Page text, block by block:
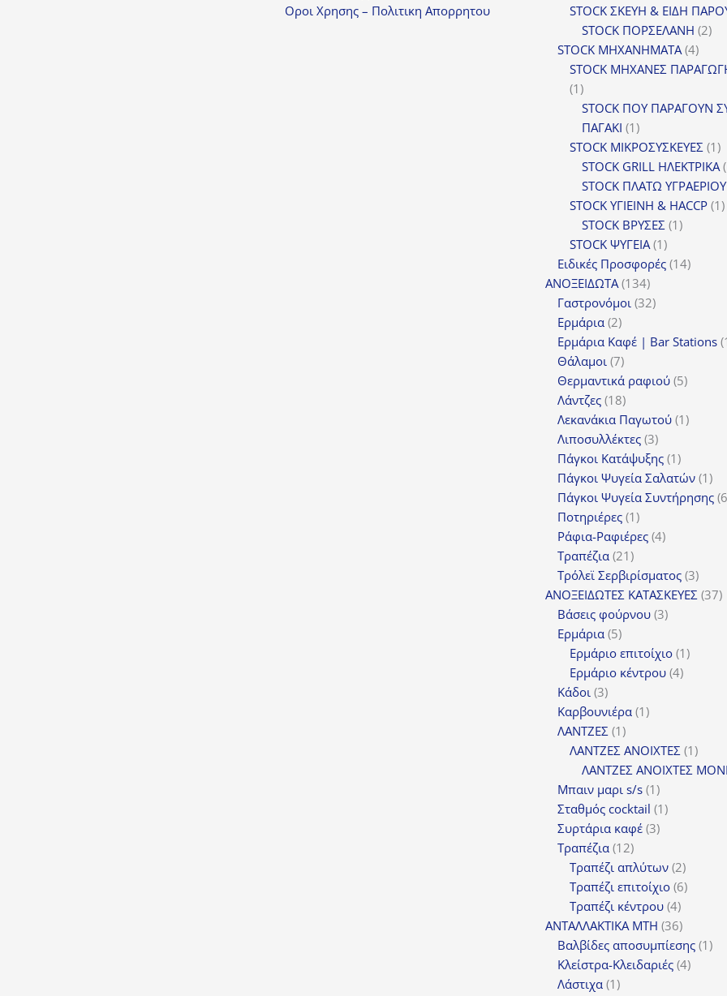
Οροι Χρησης – Πολιτικη Απορρητου
STOCK ΣΚΕΥΗ & ΕΙΔΗ
STOCK ΠΟΡΣΕΛΑΝΗ 22
STOCK ΜΗΧΑΝΗΜΑΤΑ 44
STOCK ΜΗΧΑΝΕΣ
11
προϊόν
STOCK ΠΟΥ ΠΑΡΑΓΟΥΝ
ΠΑΓΑΚΙ 11
προϊόν
STOCK ΜΙΚΡΟΣΥΣΚΕΥΕΣ 11
STOCK GRILL ΗΛΕΚΤΡΙΚΑ
STOCK ΠΛΑΤΩ ΥΓΡΑΕΡΙΟΥ
STOCK ΥΓΙΕΙΝΗ & HACCP 11
STOCK ΒΡΥΣΕΣ 11
STOCK ΨΥΓΕΙΑ 11
προϊόν
Ειδικές Προσφορές 1414
ΑΝΟΞΕΙΔΩΤΑ 134134
προϊόντα
Γαστρονόμοι 3232
Ερμάρια 22
προϊόντα
Ερμάρια Καφέ | Bar Stations
Θάλαμοι 77
προϊόντα
Θερμαντικά ραφιού 55
Λάντζες 1818
προϊόντα
Λεκανάκια Παγωτού 11
Λιποσυλλέκτες 33
προϊόντα
Πάγκοι Κατάψυξης 11
προϊόν
Πάγκοι Ψυγεία Σαλατών 11
Πάγκοι Ψυγεία Συντήρησης 6
Ποτηριέρες 11
προϊόν
Ράφια-Ραφιέρες 44
Τραπέζια 2121
προϊόντα
Τρόλεϊ Σερβιρίσματος 33
ΑΝΟΞΕΙΔΩΤΕΣ ΚΑΤΑΣΚΕΥΕΣ 3737
Βάσεις φούρνου 33
Ερμάρια 55
προϊόντα
Ερμάριο επιτοίχιο 11
Ερμάριο κέντρου 44
Κάδοι 33
προϊόντα
Καρβουνιέρα 11
ΛΑΝΤΖΕΣ 11
προϊόν
ΛΑΝΤΖΕΣ ΑΝΟΙΧΤΕΣ 11
ΛΑΝΤΖΕΣ ΑΝΟΙΧΤΕΣ
Μπαιν μαρι s/s 11
προϊόν
Σταθμός cocktail 11
Συρτάρια καφέ 33
Τραπέζια 1212
προϊόντα
Τραπέζι απλύτων 22
προϊόντα
Τραπέζι επιτοίχιο 66
Τραπέζι κέντρου 44
προϊόντα
ΑΝΤΑΛΛΑΚΤΙΚΑ MTH 3636
προϊόντα
Βαλβίδες αποσυμπίεσης 11
Κλείστρα-Κλειδαριές 44
Λάστιχα 11